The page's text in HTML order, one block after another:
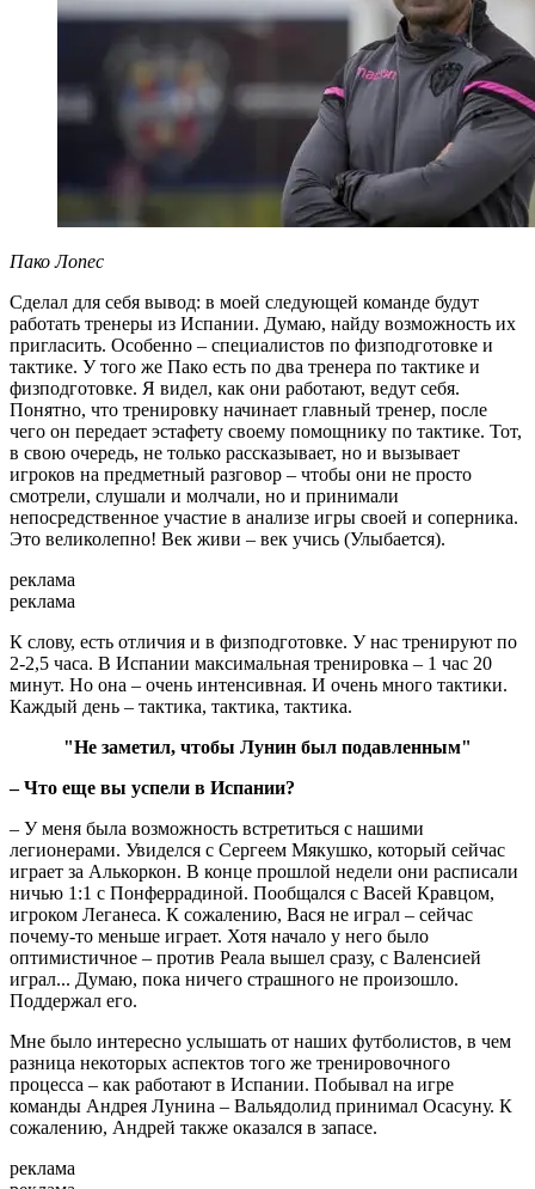
Пако Лопес
Сделал для себя вывод: в моей следующей команде будут
работать тренеры из Испании. Думаю, найду возможность их
пригласить. Особенно – специалистов по физподготовке и
тактике. У того же Пако есть по два тренера по тактике и
физподготовке. Я видел, как они работают, ведут себя.
Понятно, что тренировку начинает главный тренер, после
чего он передает эстафету своему помощнику по тактике. Тот,
в свою очередь, не только рассказывает, но и вызывает
игроков на предметный разговор – чтобы они не просто
смотрели, слушали и молчали, но и принимали
непосредственное участие в анализе игры своей и соперника.
Это великолепно! Век живи – век учись (Улыбается).
реклама
реклама
К слову, есть отличия и в физподготовке. У нас тренируют по
2-2,5 часа. В Испании максимальная тренировка – 1 час 20
минут. Но она – очень интенсивная. И очень много тактики.
Каждый день – тактика, тактика, тактика.
"Не заметил, чтобы Лунин был подавленным"
– Что еще вы успели в Испании?
– У меня была возможность встретиться с нашими
легионерами. Увиделся с Сергеем Мякушко, который сейчас
играет за Алькоркон. В конце прошлой недели они расписали
ничью 1:1 с Понферрадиной. Пообщался с Васей Кравцом,
игроком Леганеса. К сожалению, Вася не играл – сейчас
почему-то меньше играет. Хотя начало у него было
оптимистичное – против Реала вышел сразу, с Валенсией
играл... Думаю, пока ничего страшного не произошло.
Поддержал его.
Мне было интересно услышать от наших футболистов, в чем
разница некоторых аспектов того же тренировочного
процесса – как работают в Испании. Побывал на игре
команды Андрея Лунина – Вальядолид принимал Осасуну. К
сожалению, Андрей также оказался в запасе.
реклама